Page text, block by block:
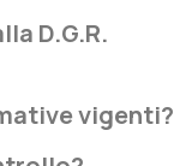
D.G.R.
vigenti?